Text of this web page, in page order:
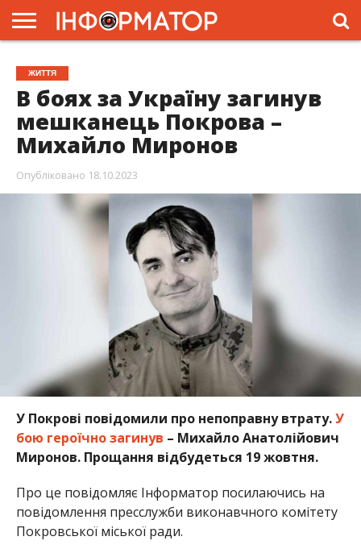
ГОЛОВНА
ЖИТТЯ
ВЛАДА
ГРОШІ
ТРЕШ
ПРЕС-
РЕЛІЗИ
РЕКЛАМА
ПРОЕКТИ
ЖИТТЯ
В боях за Україну загинув
мешканець Покрова –
Михайло Миронов
Опубліковано 18.10.2023
У Покрові повідомили про непоправну втрату.У
бою героїчно загинув – Михайло Анатолійович
Миронов. Прощання відбудеться 19 жовтня.
Про це повідомляє Інформатор посилаючись на
повідомлення пресслужби виконавчного комітету
Покровської міської ради.